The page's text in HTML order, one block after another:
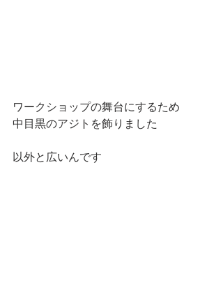
ワークショップの舞台にするため
中目黒のアジトを飾りました
以外と広いんです